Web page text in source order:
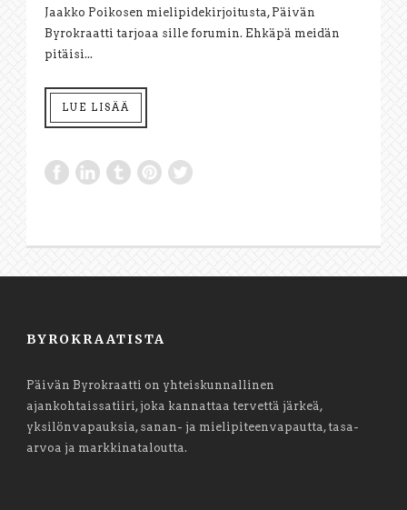
Jaakko Poikosen mielipidekirjoitusta, Päivän
Byrokraatti tarjoaa sille forumin. Ehkäpä meidän
pitäisi...
LUE LISÄÄ
BYROKRAATISTA
Päivän Byrokraatti on yhteiskunnallinen
ajankohtaissatiiri, joka kannattaa tervettä järkeä,
yksilönvapauksia, sanan- ja mielipiteenvapautta, tasa-
arvoa ja markkinataloutta.